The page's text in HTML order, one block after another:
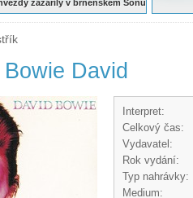
zazářily v brněnském Sonu
David
Interpret:
Celkový čas:
Vydavatel:
Rok vydání:
Typ nahrávky:
Medium: